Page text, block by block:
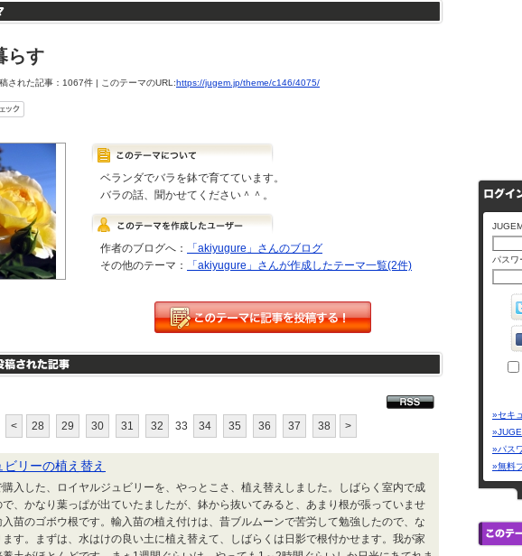
らす
された記事：1067件 | このテーマのURL:https://jugem.jp/theme/c146/4075/
ベランダでバラを鉢で育てています。
バラの話、聞かせてください＾＾。
作者のブログへ：
「akiyugure」さんのブログ
その他のテーマ：
「akiyugure」さんが作成したテーマ一覧(2件)
< 28 29 30 31 32 33 34 35 36 37 38 >
ビリーの植え替え
購入した、ロイヤルジュビリーを、やっとこさ、植え替えしました。しばらく室内で成
、かなり葉っぱが出ていたましたが、鉢から抜いてみると、あまり根が張っていませ
入苗のゴボウ根です。輸入苗の植え付けは、昔ブルムーンで苦労して勉強したので、な
ます。まずは、水はけの良い土に植え替えて、しばらくは日影で根付かせます。我が家
パスワ
»セキ
»パス
»無料